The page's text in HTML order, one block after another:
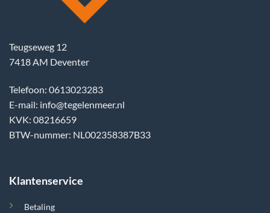
Teugseweg 12
7418 AM Deventer
Telefoon: 0613023283
E-mail: info@tegelenmeer.nl
KVK: 08216659
BTW-nummer: NL002358387B33
Klantenservice
Betaling